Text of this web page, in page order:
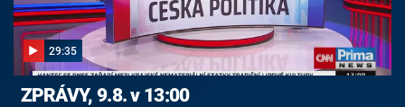
29:35
ZPRÁVY, 9.8. v 13:00